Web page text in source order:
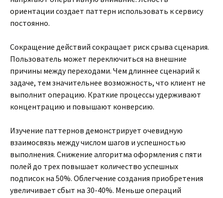
ориентации создает паттерн использовать к сервису
постоянно.
Сокращение действий сокращает риск срыва сценария.
Пользователь может переключиться на внешние
причины между переходами. Чем длиннее сценарий к
задаче, тем значительнее возможность, что клиент не
выполнит операцию. Краткие процессы удерживают
концентрацию и повышают конверсию.
Изучение паттернов демонстрирует очевидную
взаимосвязь между числом шагов и успешностью
выполнения. Снижение алгоритма оформления с пяти
полей до трех повышает количество успешных
подписок на 50%. Облегчение создания приобретения
увеличивает сбыт на 30-40%. Меньше операций